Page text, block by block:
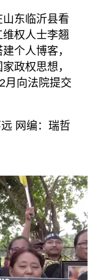
东临沂县看
权人士李翘
个人博客，
政权思想，
月向法院提交
网编：瑞哲